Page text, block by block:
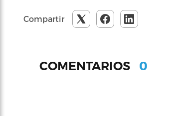
Compartir
COMENTARIOS 0